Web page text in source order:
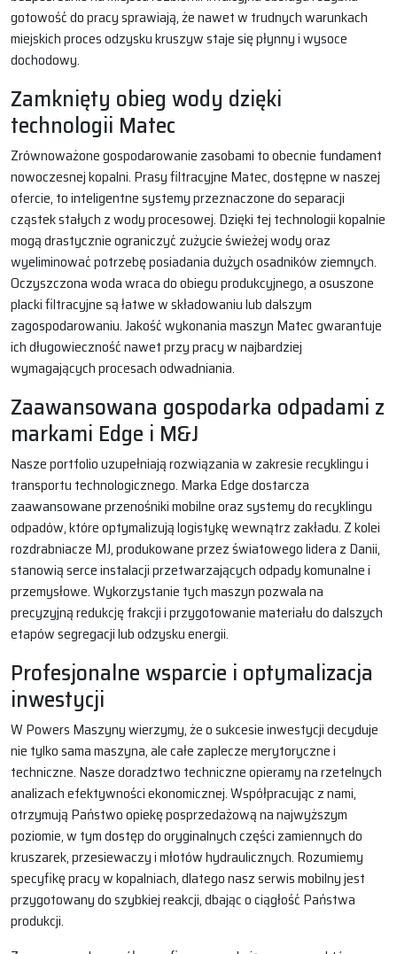
gotowość do pracy sprawiają, że nawet w trudnych warunkach
miejskich proces odzysku kruszyw staje się płynny i wysoce
dochodowy.
Zamknięty obieg wody dzięki
technologii Matec
Zrównoważone gospodarowanie zasobami to obecnie fundament
nowoczesnej kopalni. Prasy filtracyjne Matec, dostępne w naszej
ofercie, to inteligentne systemy przeznaczone do separacji
cząstek stałych z wody procesowej. Dzięki tej technologii kopalnie
mogą drastycznie ograniczyć zużycie świeżej wody oraz
wyeliminować potrzebę posiadania dużych osadników ziemnych.
Oczyszczona woda wraca do obiegu produkcyjnego, a osuszone
placki filtracyjne są łatwe w składowaniu lub dalszym
zagospodarowaniu. Jakość wykonania maszyn Matec gwarantuje
ich długowieczność nawet przy pracy w najbardziej
wymagających procesach odwadniania.
Zaawansowana gospodarka odpadami z
markami Edge i M&J
Nasze portfolio uzupełniają rozwiązania w zakresie recyklingu i
transportu technologicznego. Marka Edge dostarcza
zaawansowane przenośniki mobilne oraz systemy do recyklingu
odpadów, które optymalizują logistykę wewnątrz zakładu. Z kolei
rozdrabniacze MJ, produkowane przez światowego lidera z Danii,
stanowią serce instalacji przetwarzających odpady komunalne i
przemysłowe. Wykorzystanie tych maszyn pozwala na
precyzyjną redukcję frakcji i przygotowanie materiału do dalszych
etapów segregacji lub odzysku energii.
Profesjonalne wsparcie i optymalizacja
inwestycji
W Powers Maszyny wierzymy, że o sukcesie inwestycji decyduje
nie tylko sama maszyna, ale całe zaplecze merytoryczne i
techniczne. Nasze doradztwo techniczne opieramy na rzetelnych
analizach efektywności ekonomicznej. Współpracując z nami,
otrzymują Państwo opiekę posprzedażową na najwyższym
poziomie, w tym dostęp do oryginalnych części zamiennych do
kruszarek, przesiewaczy i młotów hydraulicznych. Rozumiemy
specyfikę pracy w kopalniach, dlatego nasz serwis mobilny jest
przygotowany do szybkiej reakcji, dbając o ciągłość Państwa
produkcji.